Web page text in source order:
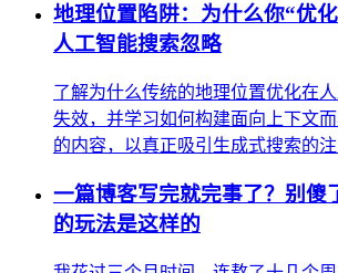
地理位置陷阱：为什么你“优
人工智能搜索忽略
了解为什么传统的地理位置优化在
失效，并学习如何构建面向上下文
的内容，以真正吸引生成式搜索的注
一篇博客写完就完事了？别傻
的玩法是这样的